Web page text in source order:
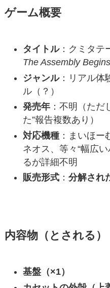
ゲーム概要
タイトル：クミタテ
The Assembly Begins
ジャンル：リアル体
ル（？）
発売年：不明（ただ
た”報告複数あり）
対応機種：まいほー
ネオス、等々“幅広
るが詳細不明
販売形式： 分解され
内容物（とされる）
基盤（×1）